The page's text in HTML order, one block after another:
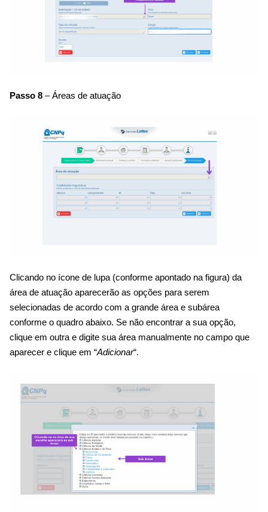
Passo 8 – Áreas de atuação
Clicando no ícone de lupa (conforme apontado na figura) da
área de atuação aparecerão as opções para serem
selecionadas de acordo com a grande área e subárea
conforme o quadro abaixo. Se não encontrar a sua opção,
clique em outra e digite sua área manualmente no campo que
aparecer e clique em “Adicionar“.